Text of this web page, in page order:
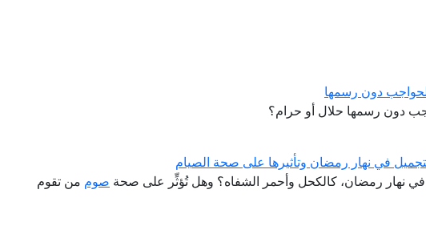
دون رسمها
دون رسمها حلال أو حرام؟
في نهار رمضان وتأثيرها على صحة الصيام
في نهار رمضان، كالكحل وأحمر الشفاه؟ وهل تُؤثِّر على صحة صوم من تقوم